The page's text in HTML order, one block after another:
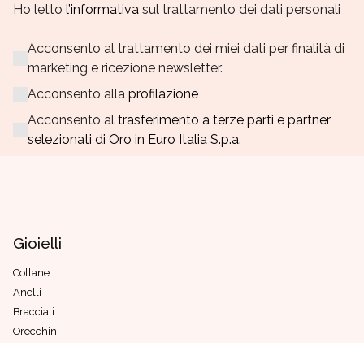
Ho letto l’informativa sul trattamento dei dati personali
Acconsento al trattamento dei miei dati per finalità di
marketing e ricezione newsletter.
Acconsento alla profilazione
Acconsento al trasferimento a terze parti e partner
selezionati di Oro in Euro Italia S.p.a.
Gioielli
Collane
Anelli
Bracciali
Orecchini